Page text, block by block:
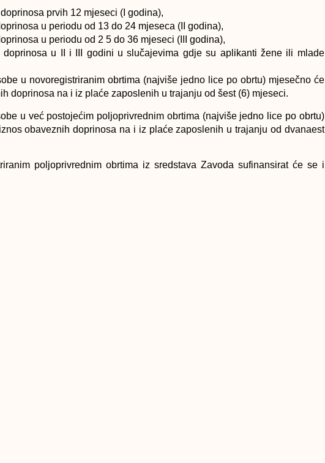
prvih 12 mjeseci (I godina),
u periodu od 13 do 24 mjeseca (II godina),
u periodu od 2 5 do 36 mjeseci (III godina),
u II i III godini u slučajevima gdje su aplikanti žene ili mlade
u novoregistriranim obrtima (najviše jedno lice po obrtu) mjesečno će
doprinosa na i iz plaće zaposlenih u trajanju od šest (6) mjeseci.
u već postojećim poljoprivrednim obrtima (najviše jedno lice po obrtu)
obaveznih doprinosa na i iz plaće zaposlenih u trajanju od dvanaest
poljoprivrednim obrtima iz sredstava Zavoda sufinansirat će se i